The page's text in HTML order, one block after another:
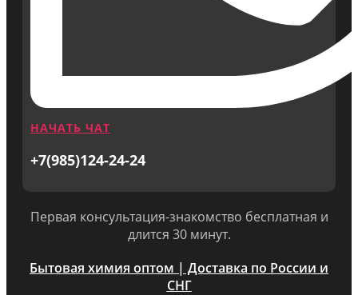
НАЧАТЬ ЧАТ
+7(985)124-24-24
Первая консультация-знакомство бесплатная и
длится 30 минут.
Бытовая химия оптом | Доставка по России и
СНГ